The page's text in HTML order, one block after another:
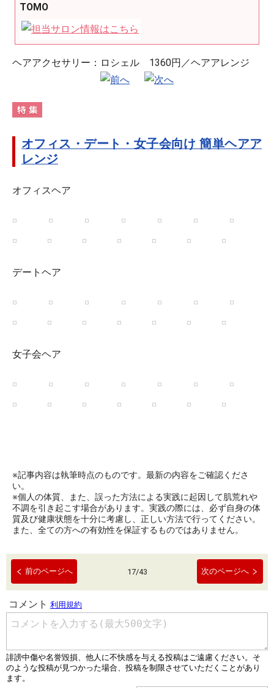
TOMO
ヘアアクセサリー：ロシェル 1360円／ヘアアレンジ
オフィス・デート・女子会向け 簡単ヘアア
レンジ
オフィスヘア
デートヘア
女子会ヘア
※記事内容は執筆時点のものです。最新の内容をご確認くださ
い。
※個人の体質、また、誤った方法による実践に起因して肌荒れや
不調を引き起こす場合があります。実践の際には、必ず自身の体
質及び健康状態を十分に考慮し、正しい方法で行ってください。
また、全ての方への有効性を保証するものではありません。
前のページへ 17/43 次のページへ